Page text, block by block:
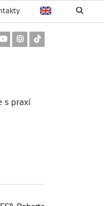
na Facebook
Odkaz na Youtube
Odkaz na Instagram
s praxí